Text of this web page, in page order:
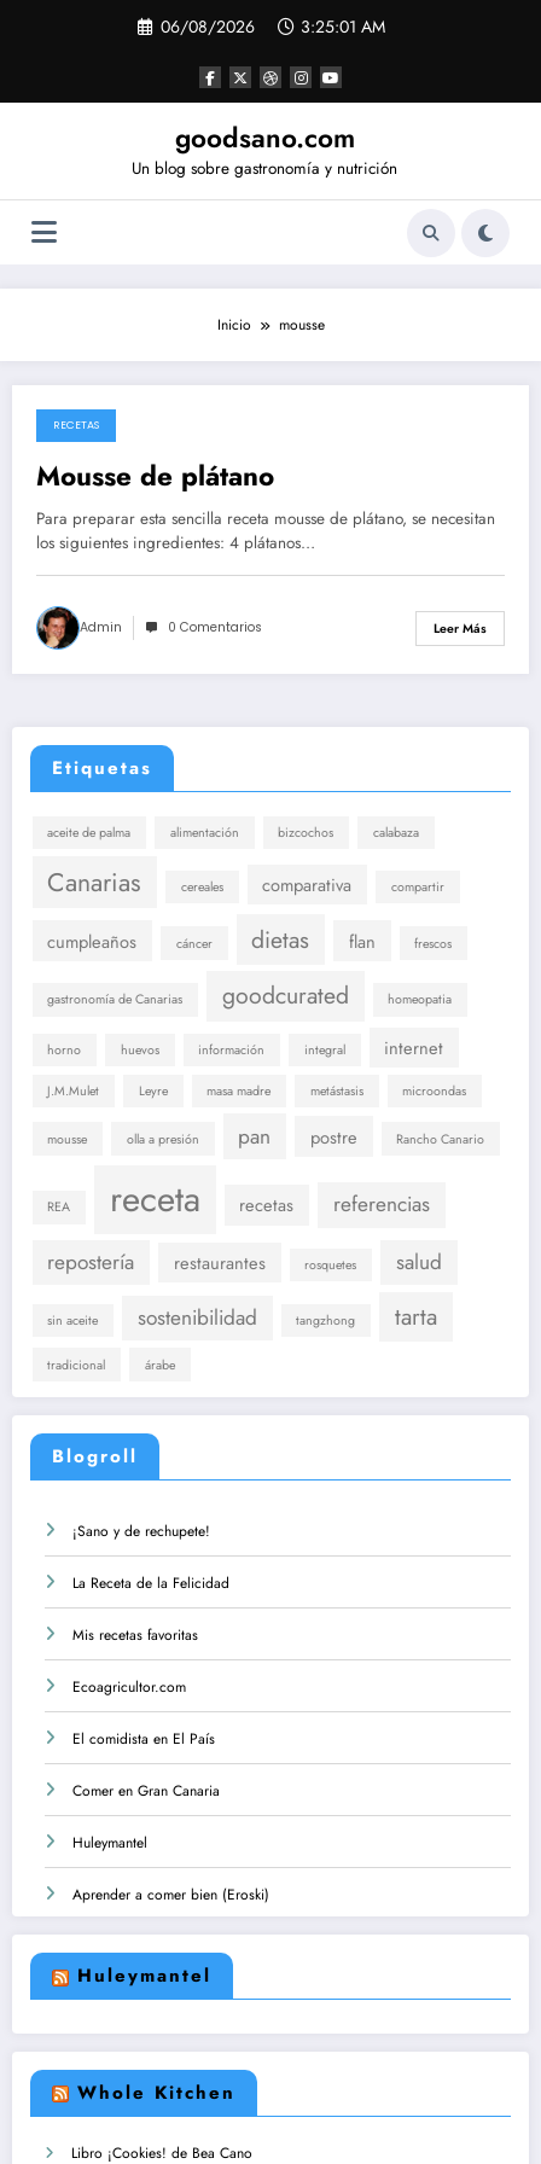
06/08/2026 3:25:01 AM
goodsano.com
Un blog sobre gastronomía y nutrición
Inicio mousse
14/05/2026
RECETAS
Mousse de plátano
Para preparar esta sencilla receta mousse de plátano, se necesitan
los siguientes ingredientes: 4 plátanos…
Admin 0 Comentarios Leer Más
Etiquetas
aceite de palma alimentación bizcochos calabaza
Canarias cereales comparativa compartir
cumpleaños cáncer dietas flan frescos
gastronomía de Canarias goodcurated homeopatia
horno huevos información integral internet
J.M.Mulet Leyre masa madre metástasis microondas
mousse olla a presión pan postre Rancho Canario
REA receta recetas
referencias
repostería
restaurantes rosquetes salud
sin aceite sostenibilidad tangzhong tarta
tradicional árabe
Blogroll
¡Sano y de rechupete!
La Receta de la Felicidad
Mis recetas favoritas
Ecoagricultor.com
El comidista en El País
Comer en Gran Canaria
Huleymantel
Aprender a comer bien (Eroski)
Huleymantel
Whole Kitchen
Libro ¡Cookies! de Bea Cano